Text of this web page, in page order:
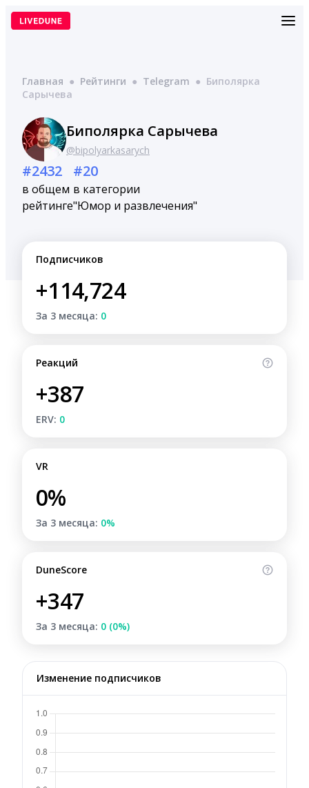
Перейти
Главная ● Рейтинги ● Telegram ● Биполярка
Сарычева
Биполярка Сарычева
@bipolyarkasarych
#2432
в общем
рейтинге
#20
в категории
"Юмор и развлечения"
Подписчиков
+114,724
За 3 месяца: 0
Реакций
+387
ERV: 0
VR
0%
За 3 месяца: 0%
DuneScore
+347
За 3 месяца: 0 (0%)
Изменение подписчиков